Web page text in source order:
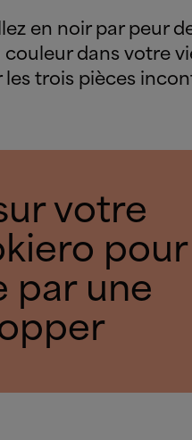
en noir par peur
couleur dans votre
les trois pièces
votre
pour
par une